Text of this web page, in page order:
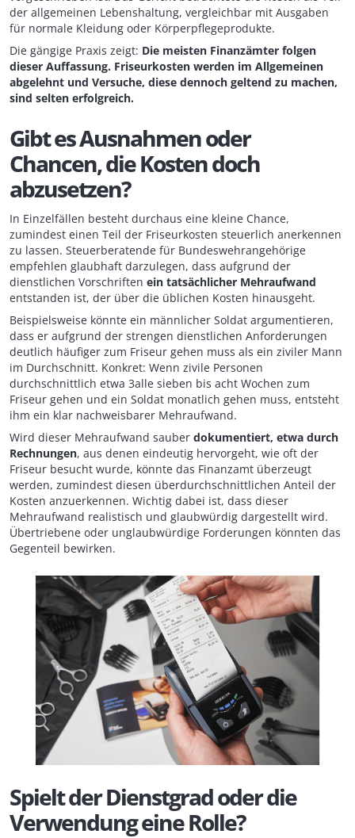
der allgemeinen Lebenshaltung, vergleichbar mit Ausgaben
für normale Kleidung oder Körperpflegeprodukte.
Die gängige Praxis zeigt: Die meisten Finanzämter folgen
dieser Auffassung. Friseurkosten werden im Allgemeinen
abgelehnt und Versuche, diese dennoch geltend zu machen,
sind selten erfolgreich.
Gibt es Ausnahmen oder
Chancen, die Kosten doch
abzusetzen?
In Einzelfällen besteht durchaus eine kleine Chance,
zumindest einen Teil der Friseurkosten steuerlich anerkennen
zu lassen. Steuerberatende für Bundeswehrangehörige
empfehlen glaubhaft darzulegen, dass aufgrund der
dienstlichen Vorschriftenein tatsächlicher Mehraufwand
entstanden ist, der über die üblichen Kosten hinausgeht.
Beispielsweise könnte ein männlicher Soldat argumentieren,
dass er aufgrund der strengen dienstlichen Anforderungen
deutlich häufiger zum Friseur gehen muss als ein ziviler Mann
im Durchschnitt. Konkret: Wenn zivile Personen
durchschnittlich etwa 3alle sieben bis acht Wochen zum
Friseur gehen und ein Soldat monatlich gehen muss, entsteht
ihm ein klar nachweisbarer Mehraufwand.
Wird dieser Mehraufwand sauberdokumentiert, etwa durch
Rechnungen, aus denen eindeutig hervorgeht, wie oft der
Friseur besucht wurde, könnte das Finanzamt überzeugt
werden, zumindest diesen überdurchschnittlichen Anteil der
Kosten anzuerkennen. Wichtig dabei ist, dass dieser
Mehraufwand realistisch und glaubwürdig dargestellt wird.
Übertriebene oder unglaubwürdige Forderungen könnten das
Gegenteil bewirken.
Spielt der Dienstgrad oder die
Verwendung eine Rolle?